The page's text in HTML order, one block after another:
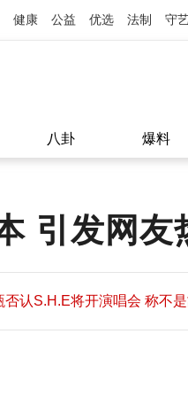
健康 公益 优选 法制 守
八卦 爆料
引发网友
否认S.H.E将开演唱会 称不
否认S.H.E将开演唱会 称不